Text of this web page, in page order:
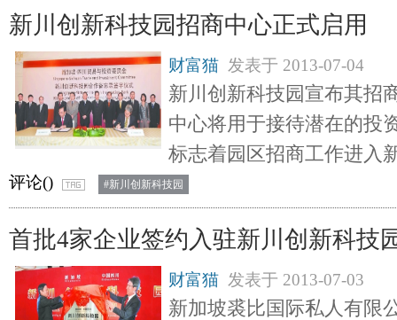
新川创新科技园招商中心正式启用
财富猫 发表于 2013-07-04
新川创新科技园宣布其招
中心将用于接待潜在的投
标志着园区招商工作进入
评论() #新川创新科技园
首批4家企业签约入驻新川创新科技
财富猫 发表于 2013-07-03
新加坡裘比国际私人有限